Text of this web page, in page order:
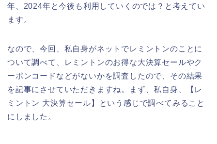
年、2024年と今後も利用していくのでは？と考えてい
ます。
なので、今回、私自身がネットでレミントンのことに
ついて調べて、レミントンのお得な大決算セールやク
ーポンコードなどがないかを調査したので、その結果
を記事にさせていただきますね。まず、私自身、【レ
ミントン 大決算セール】という感じで調べてみること
にしました。